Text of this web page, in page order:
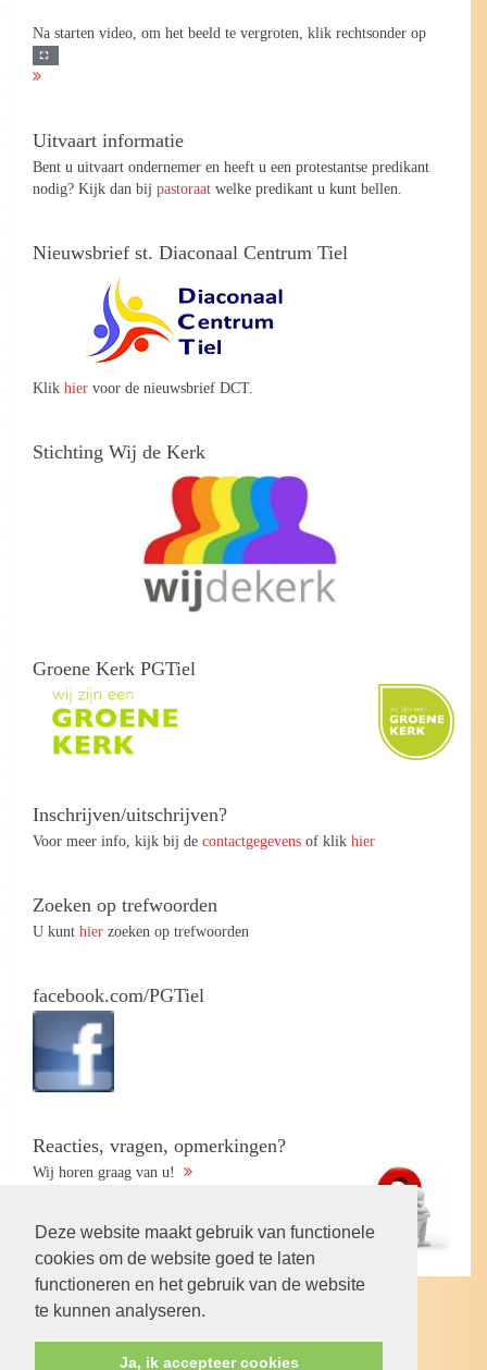
Deze website maakt gebruik van functionele
cookies om de website goed te laten
functioneren en het gebruik van de website
te kunnen analyseren.
Ja, ik accepteer cookies
Na starten video, om het beeld te vergroten, klik rechtsonder op
Uitvaart informatie
Bent u uitvaart ondernemer en heeft u een protestantse predikant
nodig? Kijk dan bij pastoraat welke predikant u kunt bellen.
Nieuwsbrief st. Diaconaal Centrum Tiel
Klik hier voor de nieuwsbrief DCT.
Stichting Wij de Kerk
Groene Kerk PGTiel
Inschrijven/uitschrijven?
Voor meer info, kijk bij de contactgegevens of klik hier
Zoeken op trefwoorden
U kunt hier zoeken op trefwoorden
facebook.com/PGTiel
Reacties, vragen, opmerkingen?
Wij horen graag van u!
Volg ons op: